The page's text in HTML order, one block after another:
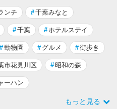
ンチ #千葉みなと
#千葉 #ホテルステイ
#動物園 # グルメ #街歩き
市花見川区 # 昭和の森
ーハン
もっと見る